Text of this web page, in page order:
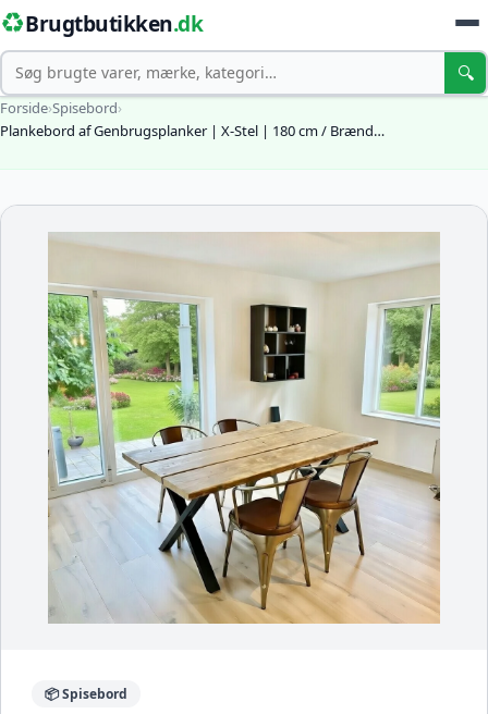
♻️Brugtbutikken.dk
Søg 🔍
Forside›Spisebord›
Plankebord af Genbrugsplanker | X-Stel | 180 cm / Brænd…
📦 Spisebord